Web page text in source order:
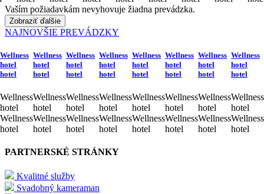
Vaším požiadavkám nevyhovuje žiadna prevádzka.
Zobraziť ďalšie
NAJNOVŠIE PREVÁDZKY
Wellness
hotel
hotel
Wellness
hotel
Wellness
hotel
Wellness
hotel
hotel
Wellness
hotel
Wellness
hotel
Wellness
hotel
hotel
Wellness
hotel
Wellness
hotel
Wellness
hotel
hotel
Wellness
hotel
Wellness
hotel
Wellness
hotel
hotel
Wellness
hotel
Wellness
hotel
Wellness
hotel
hotel
Wellness
hotel
Wellness
hotel
Wellness
hotel
hotel
Wellness
hotel
Wellness
hotel
Wellness
hotel
hotel
Wellness
hotel
Wellness
hotel
PARTNERSKÉ STRÁNKY
Kvalitné služby
Svadobný kameraman